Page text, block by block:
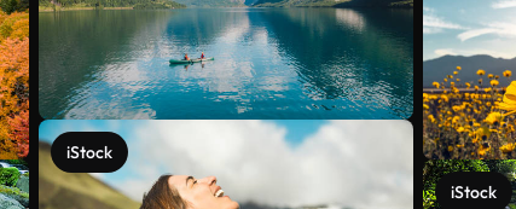
iStock
iStock